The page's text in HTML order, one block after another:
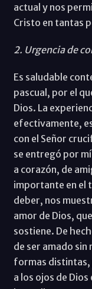
actual y nos
Cristo en tantas
2. Urgencia de
Es saludable
pascual, por el
Dios. La
efectivamente,
con el Señor
se entregó por
a corazón, de
importante en el
deber, nos
amor de Dios,
sostiene. De
de ser amado sin
formas distintas,
a los ojos de